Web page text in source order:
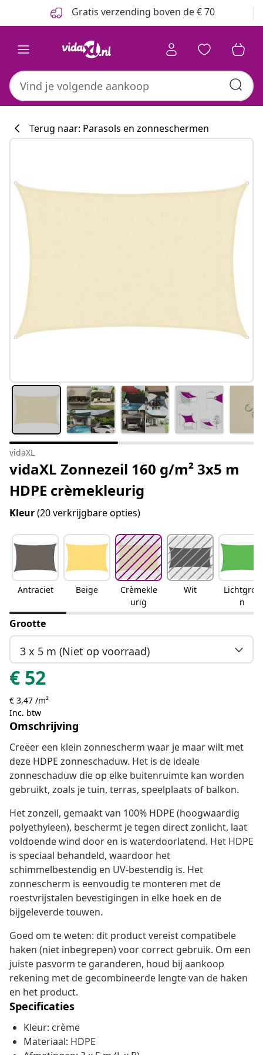
Gratis verzending boven de € 70
Terug naar: Parasols en zonneschermen
vidaXL
vidaXL Zonnezeil 160 g/m² 3x5 m
HDPE crèmekleurig
Kleur(20 verkrijgbare opties)
Antraciet Beige
Crèmekle
urig
Wit
Lichtgroe
n
Grootte
3 x 5 m (Niet op voorraad)
€ 52
€ 3,47 /m²
Inc. btw
Omschrijving
Creëer een klein zonnescherm waar je maar wilt met
deze HDPE zonneschaduw. Het is de ideale
zonneschaduw die op elke buitenruimte kan worden
gebruikt, zoals je tuin, terras, speelplaats of balkon.
Het zonzeil, gemaakt van 100% HDPE (hoogwaardig
polyethyleen), beschermt je tegen direct zonlicht, laat
voldoende wind door en is waterdoorlatend. Het HDPE
is speciaal behandeld, waardoor het
schimmelbestendig en UV-bestendig is. Het
zonnescherm is eenvoudig te monteren met de
roestvrijstalen bevestigingen in elke hoek en de
bijgeleverde touwen.
Goed om te weten: dit product vereist compatibele
haken (niet inbegrepen) voor correct gebruik. Om een
juiste pasvorm te garanderen, houd bij aankoop
rekening met de gecombineerde lengte van de haken
en het product.
Specificaties
Kleur: crème
Materiaal: HDPE